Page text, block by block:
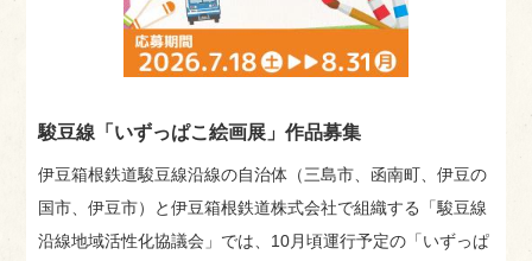
駿豆線「いずっぱこ絵画展」作品募集
伊豆箱根鉄道駿豆線沿線の自治体（三島市、函南町、伊豆の
国市、伊豆市）と伊豆箱根鉄道株式会社で組織する「駿豆線
沿線地域活性化協議会」では、10月頃運行予定の「いずっぱ